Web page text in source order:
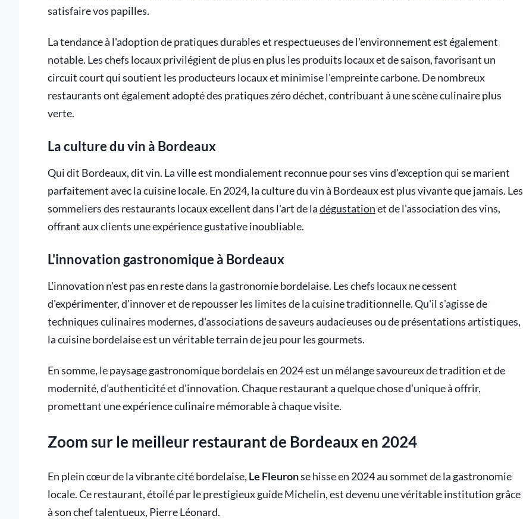
satisfaire vos papilles.
La tendance à l'adoption de pratiques durables et respectueuses de l'environnement est également
notable. Les chefs locaux privilégient de plus en plus les produits locaux et de saison, favorisant un
circuit court qui soutient les producteurs locaux et minimise l'empreinte carbone. De nombreux
restaurants ont également adopté des pratiques zéro déchet, contribuant à une scène culinaire plus
verte.
La culture du vin à Bordeaux
Qui dit Bordeaux, dit vin. La ville est mondialement reconnue pour ses vins d'exception qui se marient
parfaitement avec la cuisine locale. En 2024, la culture du vin à Bordeaux est plus vivante que jamais. Les
sommeliers des restaurants locaux excellent dans l'art de ladégustationet de l'association des vins,
offrant aux clients une expérience gustative inoubliable.
L'innovation gastronomique à Bordeaux
L'innovation n'est pas en reste dans la gastronomie bordelaise. Les chefs locaux ne cessent
d'expérimenter, d'innover et de repousser les limites de la cuisine traditionnelle. Qu'il s'agisse de
techniques culinaires modernes, d'associations de saveurs audacieuses ou de présentations artistiques,
la cuisine bordelaise est un véritable terrain de jeu pour les gourmets.
En somme, le paysage gastronomique bordelais en 2024 est un mélange savoureux de tradition et de
modernité, d'authenticité et d'innovation. Chaque restaurant a quelque chose d'unique à offrir,
promettant une expérience culinaire mémorable à chaque visite.
Zoom sur le meilleur restaurant de Bordeaux en 2024
En plein cœur de la vibrante cité bordelaise, Le Fleuronse hisse en 2024 au sommet de la gastronomie
locale. Ce restaurant, étoilé par le prestigieux guide Michelin, est devenu une véritable institution grâce
à son chef talentueux, Pierre Léonard.